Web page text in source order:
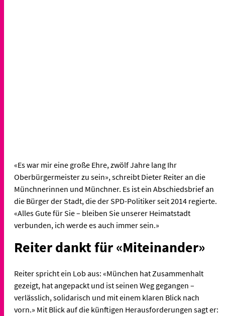
«Es war mir eine große Ehre, zwölf Jahre lang Ihr
Oberbürgermeister zu sein», schreibt Dieter Reiter an die
Münchnerinnen und Münchner. Es ist ein Abschiedsbrief an
die Bürger der Stadt, die der SPD-Politiker seit 2014 regierte.
«Alles Gute für Sie – bleiben Sie unserer Heimatstadt
verbunden, ich werde es auch immer sein.»
Reiter dankt für «Miteinander»
Reiter spricht ein Lob aus: «München hat Zusammenhalt
gezeigt, hat angepackt und ist seinen Weg gegangen –
verlässlich, solidarisch und mit einem klaren Blick nach
vorn.» Mit Blick auf die künftigen Herausforderungen sagt er: